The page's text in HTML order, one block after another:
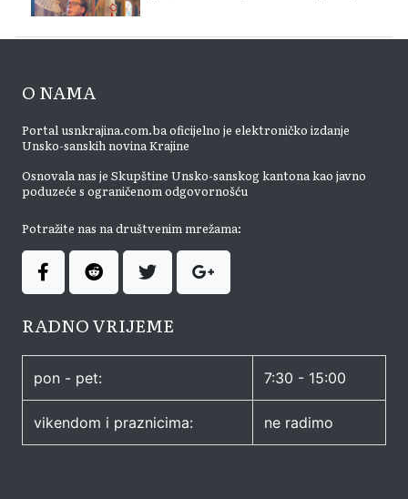
O NAMA
Portal usnkrajina.com.ba oficijelno je elektroničko izdanje
Unsko-sanskih novina Krajine
Osnovala nas je Skupštine Unsko-sanskog kantona kao javno
poduzeće s ograničenom odgovornošću
Potražite nas na društvenim mrežama:
RADNO VRIJEME
pon - pet: 7:30 - 15:00
vikendom i praznicima: ne radimo